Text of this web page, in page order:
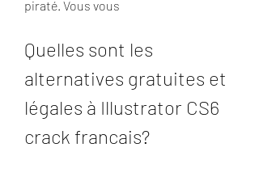
piraté. Vous vous
Quelles sont les
alternatives gratuites et
légales à Illustrator CS6
crack francais?